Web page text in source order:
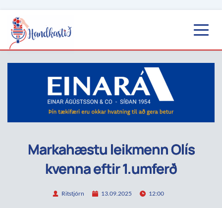
Markahæstu leikmenn Olís
kvenna eftir 1.umferð
Ritstjórn 13.09.2025 12:00